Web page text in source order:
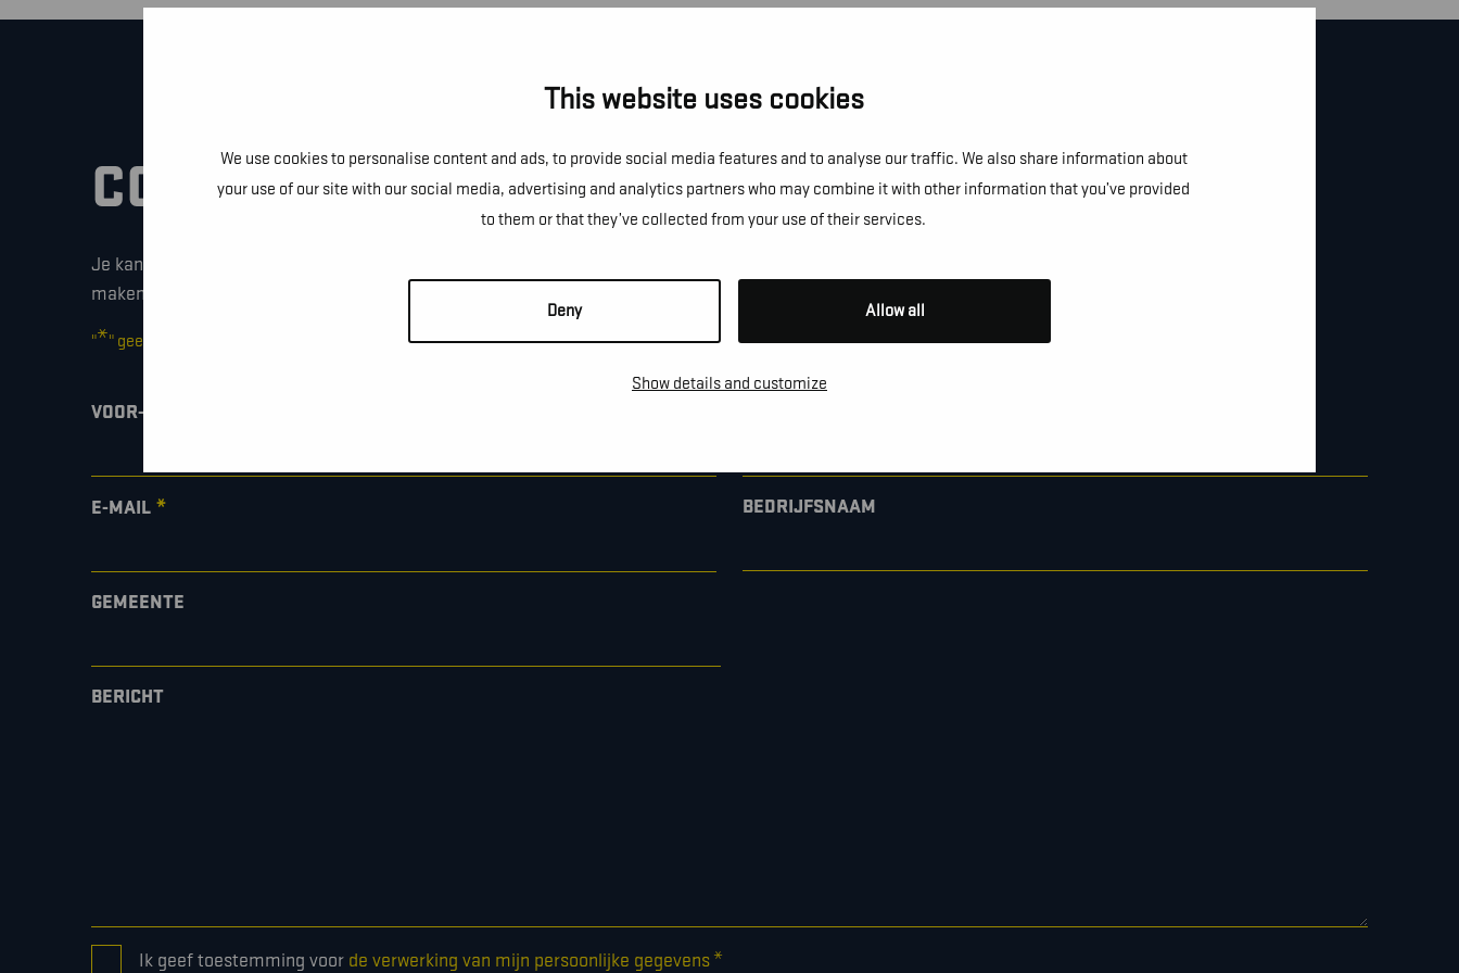
This website uses cookies
We use cookies to personalise content and ads, to provide social media features and to analyse our traffic. We also share information about
your use of our site with our social media, advertising and analytics partners who may combine it with other information that you’ve provided
to them or that they’ve collected from your use of their services.
Deny Allow all
Show details and customize
CONTACTEER ONS!
Je kan dit formulier gebruiken om meer informatie te vragen, een afspraak te
maken of gewoon om even hallo te zeggen.
"*" geeft vereiste velden aan
VOOR- EN ACHTERNAAM
E-MAIL * BEDRIJFSNAAM
GEMEENTE
BERICHT
CONSENTIk geef toestemming voor de verwerking van mijn persoonlijke gegevens*